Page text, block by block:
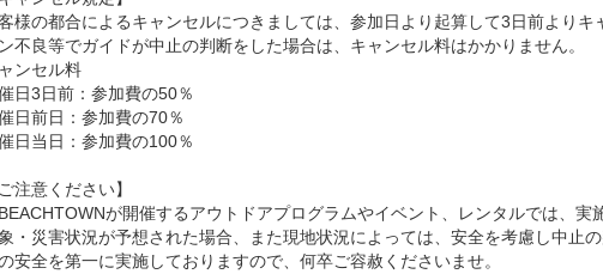
様の都合によるキャンセルにつきましては、参加日より起算して3日前より
不良等でガイドが中止の判断をした場合は、キャンセル料はかかりません。
ンセル料
日3日前：参加費の50％
日前日：参加費の70％
日当日：参加費の100％
ご注意ください】
BEACHTOWNが開催するアウトドアプログラムやイベント、レンタルでは、
・災害状況が予想された場合、また現地状況によっては、安全を考慮し中止
安全を第一に実施しておりますので、何卒ご容赦くださいませ。